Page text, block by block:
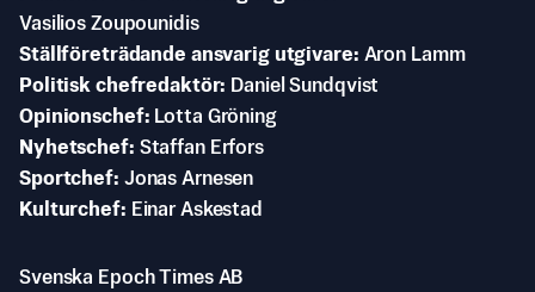
Vasilios Zoupounidis
Ställföreträdande ansvarig utgivare Aron Lamm
Politisk chefredaktör
Daniel Sundqvist
Opinionschef
Lotta Gröning
Nyhetschef Staffan Erfors
Sportchef Jonas Arnesen
Kulturchef
Einar Askestad
Svenska Epoch Times AB